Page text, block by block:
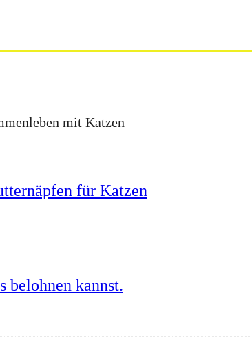
mit Katzen
für Katzen
belohnen kannst.